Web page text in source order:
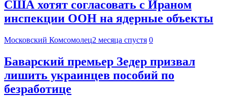
США хотят согласовать с Ираном
инспекции ООН на ядерные объекты
Московский Комсомолец2 месяца спустя 0
Баварский премьер Зедер призвал
лишить украинцев пособий по
безработице